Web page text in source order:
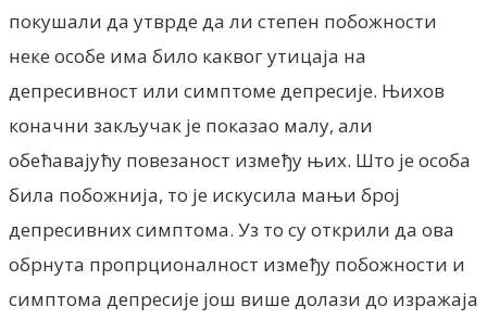
покушали да утврде да ли степен побожности
неке особе има било каквог утицаја на
депресивност или симптоме депресије. Њихов
коначни закључак је показао малу, али
обећавајућу повезаност између њих. Што је особа
била побожнија, то је искусила мањи број
депресивних симптома. Уз то су открили да ова
обрнута пропрционалност између побожности и
симптома депресије још више долази до изражаја